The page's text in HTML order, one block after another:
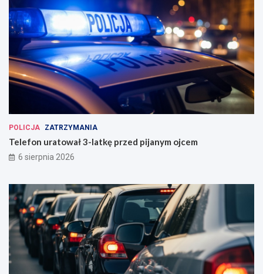
POLICJA ZATRZYMANIA
Telefon uratował 3-latkę przed pijanym ojcem
6 sierpnia 2026